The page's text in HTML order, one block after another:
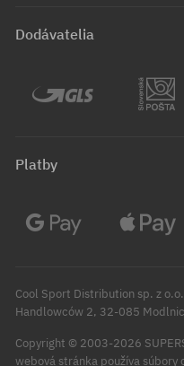
Dodávatelia
Platby
Cool Sport Distribution sp. z
Handlowców 2, 32-085
Copyright © 2003-2026
webová stránka používa súbory